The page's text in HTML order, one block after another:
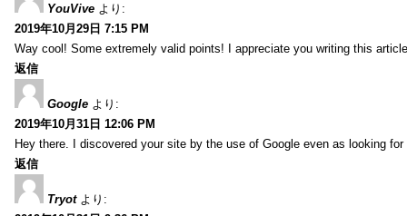
YouVive より:
2019年10月29日 7:15 PM
Way cool! Some extremely valid points! I appreciate you writing this
返信
Google より:
2019年10月31日 12:06 PM
Hey there. I discovered your site by the use of Google even as looking
返信
Tryot より: